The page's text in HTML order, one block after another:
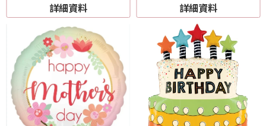
詳細資料
詳細資料